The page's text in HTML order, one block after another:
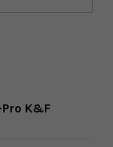
K&F